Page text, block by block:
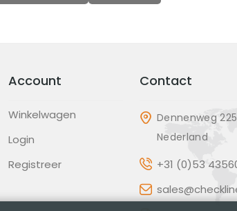
Account
Winkelwagen
Login
Registreer
Contact
Dennenweg
Nederland
+31 (0)53